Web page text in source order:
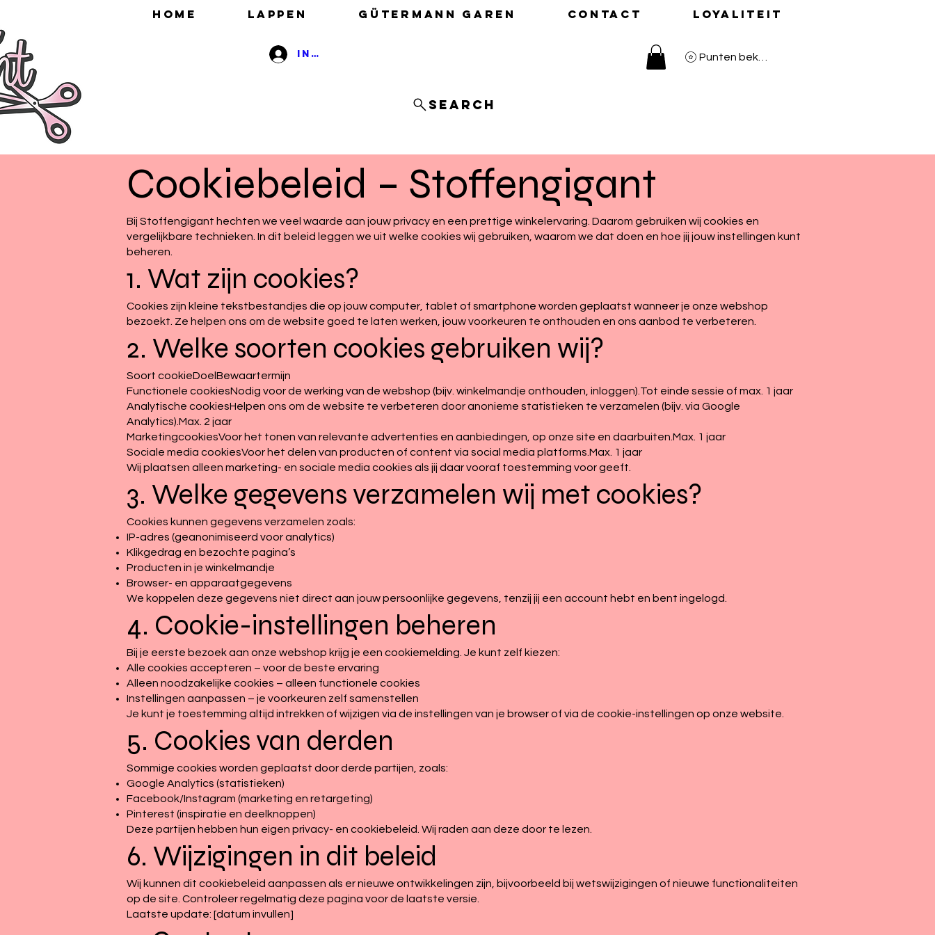
HOME Lappen Gütermann garen Contact Loyaliteit
Inloggen
Search
Cookiebeleid – Stoffengigant
Bij Stoffengigant hechten we veel waarde aan jouw privacy en een prettige winkelervaring. Daarom gebruiken wij cookies en
vergelijkbare technieken. In dit beleid leggen we uit welke cookies wij gebruiken, waarom we dat doen en hoe jij jouw instellingen kunt
beheren.
1. Wat zijn cookies?
Cookies zijn kleine tekstbestandjes die op jouw computer, tablet of smartphone worden geplaatst wanneer je onze webshop
bezoekt. Ze helpen ons om de website goed te laten werken, jouw voorkeuren te onthouden en ons aanbod te verbeteren.
2. Welke soorten cookies gebruiken wij?
Soort cookieDoelBewaartermijn
Functionele cookiesNodig voor de werking van de webshop (bijv. winkelmandje onthouden, inloggen).Tot einde sessie of max. 1 jaar
Analytische cookiesHelpen ons om de website te verbeteren door anonieme statistieken te verzamelen (bijv. via Google
Analytics).Max. 2 jaar
MarketingcookiesVoor het tonen van relevante advertenties en aanbiedingen, op onze site en daarbuiten.Max. 1 jaar
Sociale media cookiesVoor het delen van producten of content via social media platforms.Max. 1 jaar
Wij plaatsen alleen marketing- en sociale media cookies als jij daar vooraf toestemming voor geeft.
3. Welke gegevens verzamelen wij met cookies?
Cookies kunnen gegevens verzamelen zoals:
IP-adres (geanonimiseerd voor analytics)
Klikgedrag en bezochte pagina’s
Producten in je winkelmandje
Browser- en apparaatgegevens
We koppelen deze gegevens niet direct aan jouw persoonlijke gegevens, tenzij jij een account hebt en bent ingelogd.
4. Cookie-instellingen beheren
Bij je eerste bezoek aan onze webshop krijg je een cookiemelding. Je kunt zelf kiezen:
Alle cookies accepteren – voor de beste ervaring
Alleen noodzakelijke cookies – alleen functionele cookies
Instellingen aanpassen – je voorkeuren zelf samenstellen
Je kunt je toestemming altijd intrekken of wijzigen via de instellingen van je browser of via de cookie-instellingen op onze website.
5. Cookies van derden
Sommige cookies worden geplaatst door derde partijen, zoals:
Google Analytics (statistieken)
Facebook/Instagram (marketing en retargeting)
Pinterest (inspiratie en deelknoppen)
Deze partijen hebben hun eigen privacy- en cookiebeleid. Wij raden aan deze door te lezen.
6. Wijzigingen in dit beleid
Wij kunnen dit cookiebeleid aanpassen als er nieuwe ontwikkelingen zijn, bijvoorbeeld bij wetswijzigingen of nieuwe functionaliteiten
op de site. Controleer regelmatig deze pagina voor de laatste versie.
Laatste update: [datum invullen]